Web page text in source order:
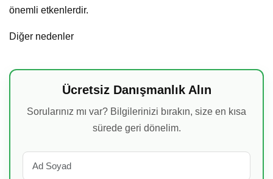
önemli etkenlerdir.
Diğer nedenler
Ücretsiz Danışmanlık Alın
Sorularınız mı var? Bilgilerinizi bırakın, size en kısa
sürede geri dönelim.